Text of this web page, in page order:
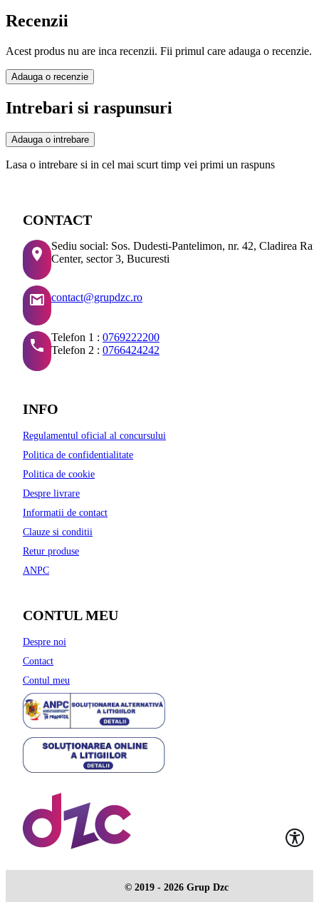
Recenzii
Acest produs nu are inca recenzii. Fii primul care adauga o recenzie.
Adauga o recenzie
Intrebari si raspunsuri
Adauga o intrebare
Lasa o intrebare si in cel mai scurt timp vei primi un raspuns
CONTACT
Sediu social: Sos. Dudesti-Pantelimon, nr. 42, Cladirea
Center, sector 3, Bucuresti
contact@grupdzc.ro
Telefon 1 : 0769222200
Telefon 2 : 0766424242
INFO
Regulamentul oficial al concursului
Politica de confidentialitate
Politica de cookie
Despre livrare
Informatii de contact
Clauze si conditii
Retur produse
ANPC
CONTUL MEU
Despre noi
Contact
Contul meu
© 2019 - 2026 Grup Dzc